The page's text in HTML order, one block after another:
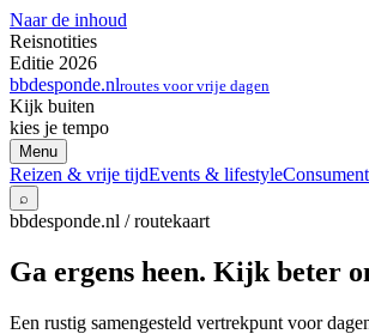
Naar de inhoud
Reisnotities
Editie 2026
bbdesponde.nlroutes voor vrije dagen
Kijk buiten
kies je tempo
Menu
Reizen & vrije tijdEvents & lifestyle
⌕
bbdesponde.nl / routekaart
Ga ergens heen. Kijk beter
Een rustig samengesteld vertrekpunt voor